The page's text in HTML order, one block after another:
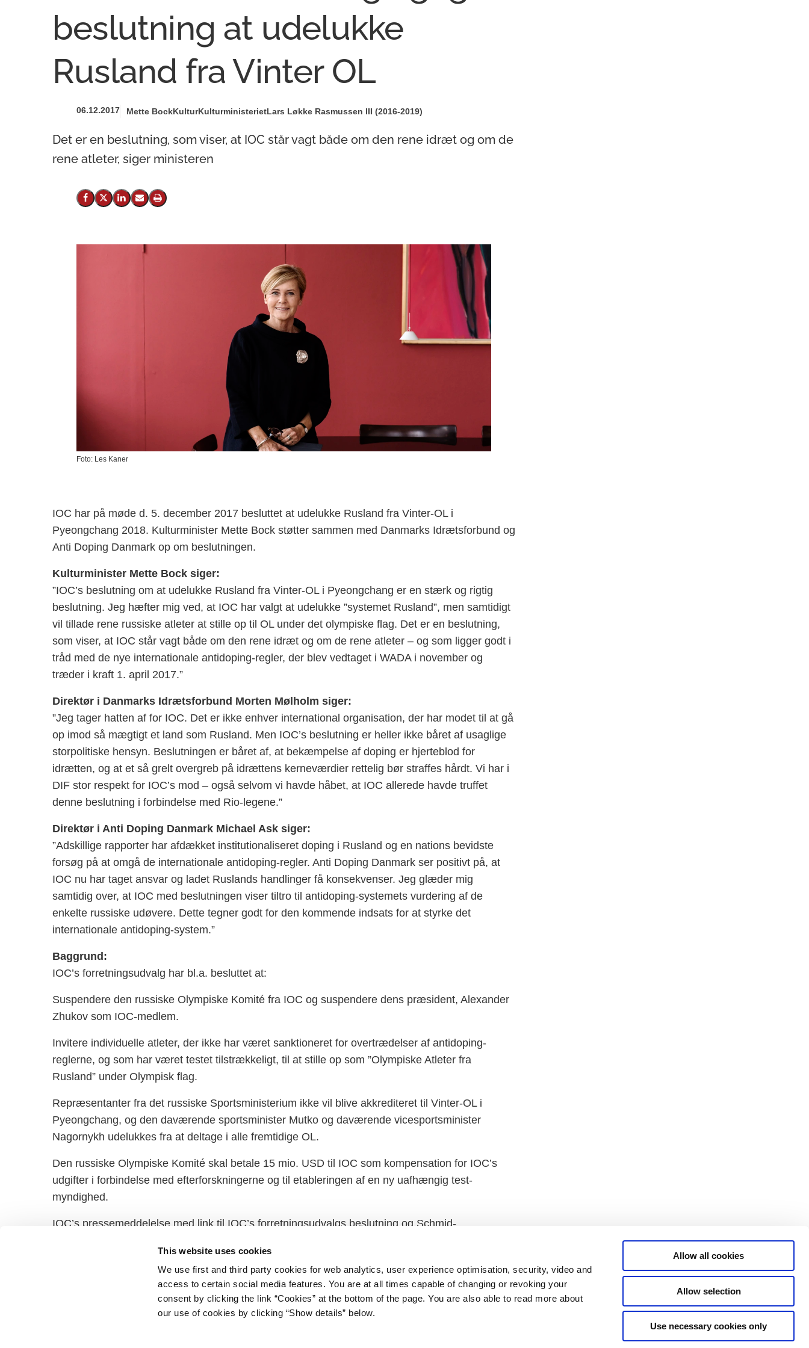
This website uses cookies
We use first and third party cookies for web analytics, user experience optimisation, security, video and
access to certain social media features. You are at all times capable of changing or revoking your
consent by clicking the link “Cookies” at the bottom of the page. You are also able to read more about
our use of cookies by clicking “Show details” below.
Allow all cookies
Allow selection
Use necessary cookies only
beslutning at udelukke
Rusland fra Vinter OL
06.12.2017 Mette BockKulturKulturministerietLars Løkke Rasmussen III (2016-2019)
Det er en beslutning, som viser, at IOC står vagt både om den rene idræt og om de
rene atleter, siger ministeren
Del på Facebook
Del på X (Twitter)
Del på LinkedIn
Send email
Print
Foto: Les Kaner
IOC har på møde d. 5. december 2017 besluttet at udelukke Rusland fra Vinter-OL i
Pyeongchang 2018. Kulturminister Mette Bock støtter sammen med Danmarks Idrætsforbund og
Anti Doping Danmark op om beslutningen.
Kulturminister Mette Bock siger:
”IOC’s beslutning om at udelukke Rusland fra Vinter-OL i Pyeongchang er en stærk og rigtig
beslutning. Jeg hæfter mig ved, at IOC har valgt at udelukke ”systemet Rusland”, men samtidigt
vil tillade rene russiske atleter at stille op til OL under det olympiske flag. Det er en beslutning,
som viser, at IOC står vagt både om den rene idræt og om de rene atleter – og som ligger godt i
tråd med de nye internationale antidoping-regler, der blev vedtaget i WADA i november og
træder i kraft 1. april 2017.”
Direktør i Danmarks Idrætsforbund Morten Mølholm siger:
”Jeg tager hatten af for IOC. Det er ikke enhver international organisation, der har modet til at gå
op imod så mægtigt et land som Rusland. Men IOC’s beslutning er heller ikke båret af usaglige
storpolitiske hensyn. Beslutningen er båret af, at bekæmpelse af doping er hjerteblod for
idrætten, og at et så grelt overgreb på idrættens kerneværdier rettelig bør straffes hårdt. Vi har i
DIF stor respekt for IOC’s mod – også selvom vi havde håbet, at IOC allerede havde truffet
denne beslutning i forbindelse med Rio-legene.”
Direktør i Anti Doping Danmark Michael Ask siger:
”Adskillige rapporter har afdækket institutionaliseret doping i Rusland og en nations bevidste
forsøg på at omgå de internationale antidoping-regler. Anti Doping Danmark ser positivt på, at
IOC nu har taget ansvar og ladet Ruslands handlinger få konsekvenser. Jeg glæder mig
samtidig over, at IOC med beslutningen viser tiltro til antidoping-systemets vurdering af de
enkelte russiske udøvere. Dette tegner godt for den kommende indsats for at styrke det
internationale antidoping-system.”
Baggrund:
IOC’s forretningsudvalg har bl.a. besluttet at:
Suspendere den russiske Olympiske Komité fra IOC og suspendere dens præsident, Alexander
Zhukov som IOC-medlem.
Invitere individuelle atleter, der ikke har været sanktioneret for overtrædelser af antidoping-
reglerne, og som har været testet tilstrækkeligt, til at stille op som ”Olympiske Atleter fra
Rusland” under Olympisk flag.
Repræsentanter fra det russiske Sportsministerium ikke vil blive akkrediteret til Vinter-OL i
Pyeongchang, og den daværende sportsminister Mutko og daværende vicesportsminister
Nagornykh udelukkes fra at deltage i alle fremtidige OL.
Den russiske Olympiske Komité skal betale 15 mio. USD til IOC som kompensation for IOC’s
udgifter i forbindelse med efterforskningerne og til etableringen af en ny uafhængig test-
myndighed.
IOC’s pressemeddelelse med link til IOC’s forretningsudvalgs beslutning og Schmid-